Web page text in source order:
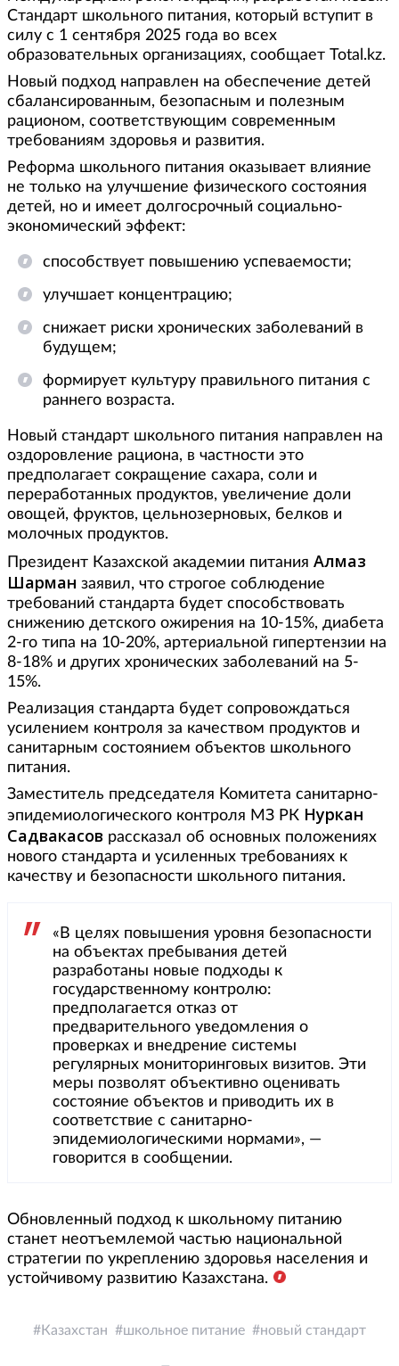
Стандарт школьного питания, который вступит в
силу с 1 сентября 2025 года во всех
образовательных организациях, сообщает Total.kz.
Новый подход направлен на обеспечение детей
сбалансированным, безопасным и полезным
рационом, соответствующим современным
требованиям здоровья и развития.
Реформа школьного питания оказывает влияние
не только на улучшение физического состояния
детей, но и имеет долгосрочный социально-
экономический эффект:
способствует повышению успеваемости;
улучшает концентрацию;
снижает риски хронических заболеваний в
будущем;
формирует культуру правильного питания с
раннего возраста.
Новый стандарт школьного питания направлен на
оздоровление рациона, в частности это
предполагает сокращение сахара, соли и
переработанных продуктов, увеличение доли
овощей, фруктов, цельнозерновых, белков и
молочных продуктов.
Президент Казахской академии питания Алмаз
Шарман заявил, что строгое соблюдение
требований стандарта будет способствовать
снижению детского ожирения на 10-15%, диабета
2-го типа на 10-20%, артериальной гипертензии на
8-18% и других хронических заболеваний на 5-
15%.
Реализация стандарта будет сопровождаться
усилением контроля за качеством продуктов и
санитарным состоянием объектов школьного
питания.
Заместитель председателя Комитета санитарно-
эпидемиологического контроля МЗ РК Нуркан
Садвакасов рассказал об основных положениях
нового стандарта и усиленных требованиях к
качеству и безопасности школьного питания.
«В целях повышения уровня безопасности
на объектах пребывания детей
разработаны новые подходы к
государственному контролю:
предполагается отказ от
предварительного уведомления о
проверках и внедрение системы
регулярных мониторинговых визитов. Эти
меры позволят объективно оценивать
состояние объектов и приводить их в
соответствие с санитарно-
эпидемиологическими нормами», —
говорится в сообщении.
Обновленный подход к школьному питанию
станет неотъемлемой частью национальной
стратегии по укреплению здоровья населения и
устойчивому развитию Казахстана.
Казахстан школьное питание новый стандарт